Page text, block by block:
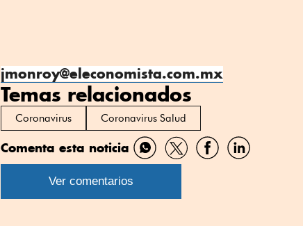
jmonroy@eleconomista.com.mx
Temas relacionados
Coronavirus Coronavirus Salud
Comenta esta noticia
Compartir
por
Compartir
por
CompartirCompartir
Ver comentarios